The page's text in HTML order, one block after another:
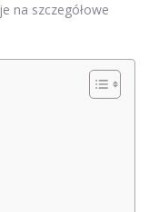
na szczegółowe